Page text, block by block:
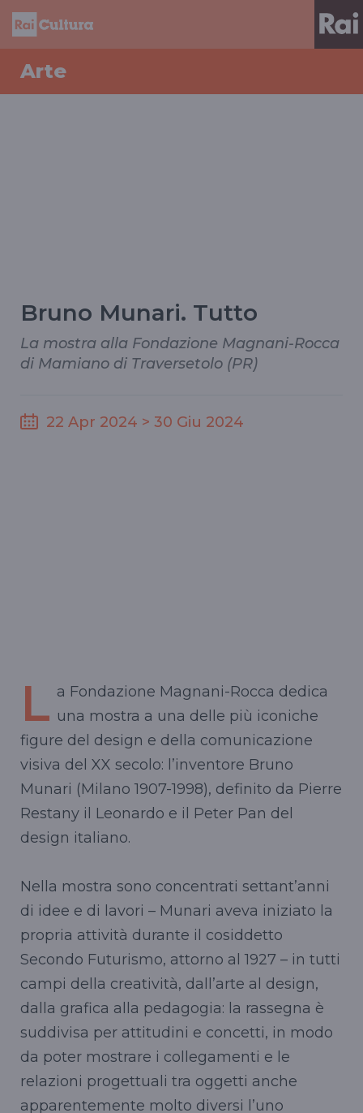
Arte
Bruno Munari. Tutto
La mostra alla Fondazione Magnani-Rocca
di Mamiano di Traversetolo (PR)
22 Apr 2024 > 30 Giu 2024
L a Fondazione Magnani-Rocca dedica
una mostra a una delle più iconiche
figure del design e della comunicazione
visiva del XX secolo: l’inventore Bruno
Munari (Milano 1907-1998), definito da Pierre
Restany il Leonardo e il Peter Pan del
design italiano.
Nella mostra sono concentrati settant’anni
di idee e di lavori – Munari aveva iniziato la
propria attività durante il cosiddetto
Secondo Futurismo, attorno al 1927 – in tutti
campi della creatività, dall’arte al design,
dalla grafica alla pedagogia: la rassegna è
suddivisa per attitudini e concetti, in modo
da poter mostrare i collegamenti e le
relazioni progettuali tra oggetti anche
apparentemente molto diversi l’uno